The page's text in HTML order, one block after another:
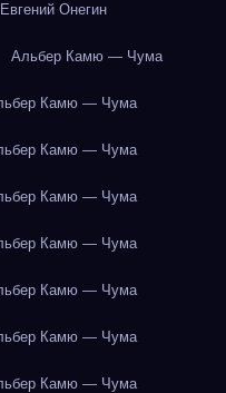
Онегин
Альбер Камю — Чума
Камю — Чума
Камю — Чума
Камю — Чума
Камю — Чума
Камю — Чума
Камю — Чума
Камю — Чума